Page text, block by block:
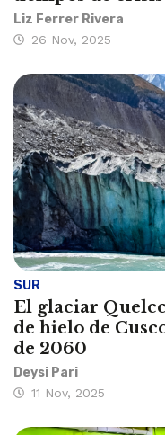
Liz Ferrer Rivera
26 Nov, 2025
SUR
El glaciar
de hielo de
de 2060
Deysi Pari
11 Nov, 2025